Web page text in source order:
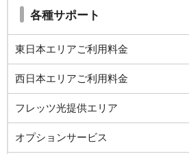
各種サポート
東日本エリアご利用料金
西日本エリアご利用料金
フレッツ光提供エリア
オプションサービス